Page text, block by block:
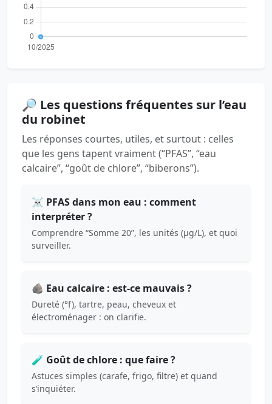
🔎 Les questions fréquentes sur l’eau
du robinet
Les réponses courtes, utiles, et surtout : celles
que les gens tapent vraiment (“PFAS”, “eau
calcaire”, “goût de chlore”, “biberons”).
☠️ PFAS dans mon eau : comment
interpréter ?
Comprendre “Somme 20”, les unités (µg/L), et quoi
surveiller.
🪨 Eau calcaire : est-ce mauvais ?
Dureté (°f), tartre, peau, cheveux et
électroménager : on clarifie.
🧪 Goût de chlore : que faire ?
Astuces simples (carafe, frigo, filtre) et quand
s’inquiéter.